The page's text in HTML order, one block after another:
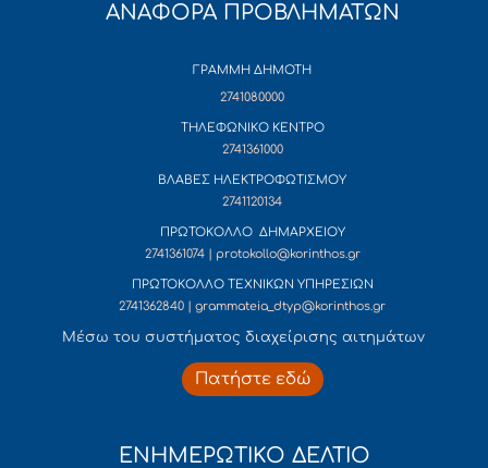
ΑΝΑΦΟΡΑ ΠΡΟΒΛΗΜΑΤΩΝ
ΓΡΑΜΜΗ ΔΗΜΟΤΗ
2741080000
ΤΗΛΕΦΩΝΙΚΟ ΚΕΝΤΡΟ
2741361000
ΒΛΑΒΕΣ ΗΛΕΚΤΡΟΦΩΤΙΣΜΟΥ
2741120134
ΠΡΩΤΟΚΟΛΛΟ ΔΗΜΑΡΧΕΙΟΥ
2741361074 | protokollo@korinthos.gr
ΠΡΩΤΟΚΟΛΛΟ ΤΕΧΝΙΚΩΝ ΥΠΗΡΕΣΙΩΝ
2741362840 | grammateia_dtyp@korinthos.gr
Mέσω του συστήματος διαχείρισης αιτημάτων
Πατήστε εδώ
ΕΝΗΜΕΡΩΤΙΚΟ ΔΕΛΤΙΟ